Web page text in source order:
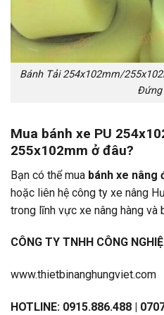
Bánh Tải 254x102mm/
Đứng
Mua bánh xe PU
255x102mm ở đâu?
Bạn có thể mua bánh xe nâng
hoặc liên hệ công ty xe nâng
trong lĩnh vực xe nâng hàng và
CÔNG TY TNHH CÔNG
www.thietbinanghungviet.com
HOTLINE: 0915.886.488 |